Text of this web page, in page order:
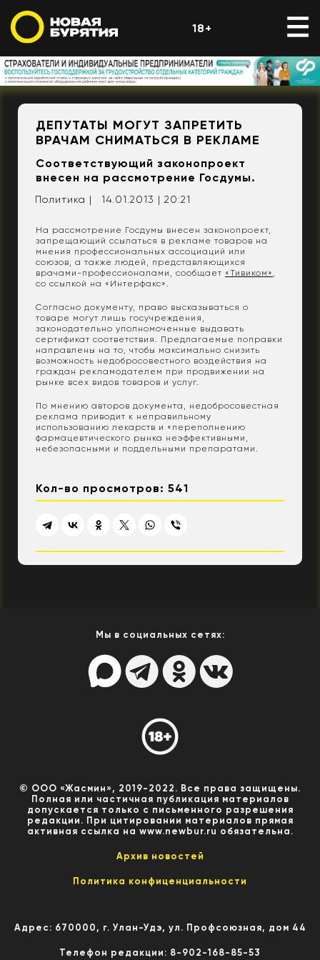
18+
ДЕПУТАТЫ МОГУТ ЗАПРЕТИТЬ
ВРАЧАМ СНИМАТЬСЯ В РЕКЛАМЕ
Соответствующий законопроект
внесен на рассмотрение Госдумы.
Политика | 14.01.2013 | 20:21
На рассмотрение Госдумы внесен законопроект,
запрещающий ссылаться в рекламе товаров на
мнения профессиональных ассоциаций или
союзов, а также людей, представляющихся
врачами-профессионалами, сообщает «Тивиком» ,
со ссылкой на «Интерфакс».
Согласно документу, право высказываться о
товаре могут лишь госучреждения,
законодательно уполномоченные выдавать
сертификат соответствия. Предлагаемые поправки
направлены на то, чтобы максимально снизить
возможность недобросовестного воздействия на
граждан рекламодателем при продвижении на
рынке всех видов товаров и услуг.
По мнению авторов документа, недобросовестная
реклама приводит к неправильному
использованию лекарств и «переполнению
фармацевтического рынка неэффективными,
небезопасными и поддельными препаратами.
Кол-во просмотров: 541
Мы в социальных сетях:
© ООО «Жасмин», 2019-2022. Все права защищены.
Полная или частичная публикация материалов
допускается только с письменного разрешения
редакции. При цитировании материалов прямая
активная ссылка на www.newbur.ru обязательна.
Архив новостей
Политика конфиценциальности
Адрес: 670000, г. Улан-Удэ, ул. Профсоюзная, дом 44
Телефон редакции: 8-902-168-85-53